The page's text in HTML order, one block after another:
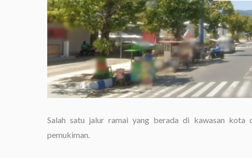
Salah satu jalur ramai yang berada di kawasan kota
pemukiman.